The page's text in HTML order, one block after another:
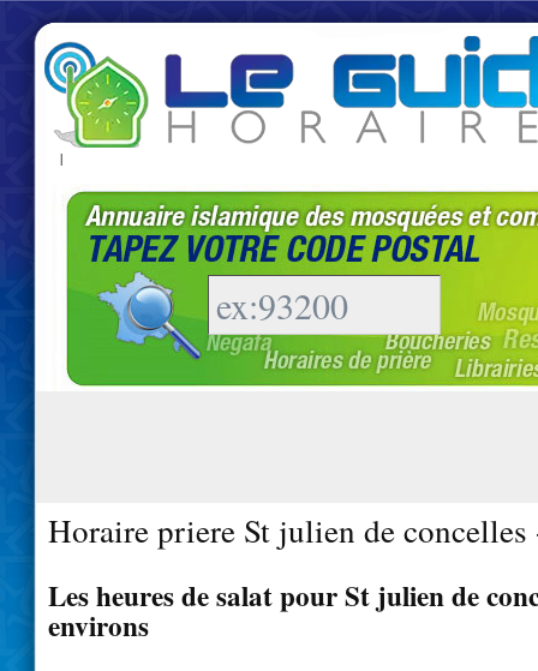
|
Horaire priere St julien de concelles
Les heures de salat pour St julien de
environs